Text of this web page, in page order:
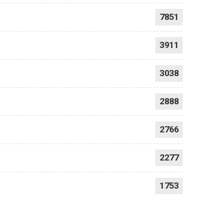
7851
3911
3038
2888
2766
2277
1753